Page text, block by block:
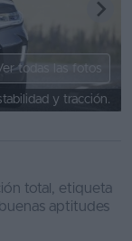
todas las fotos
y tracción.
total, etiqueta
aptitudes